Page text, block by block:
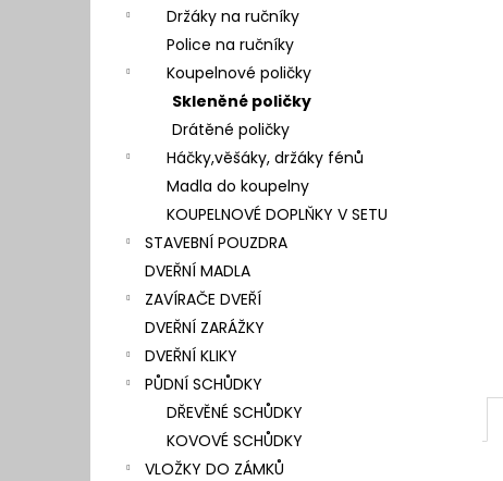
Držáky na ručníky
Police na ručníky
Koupelnové poličky
Skleněné poličky
Drátěné poličky
Háčky,věšáky, držáky fénů
Madla do koupelny
KOUPELNOVÉ DOPLŇKY V SETU
STAVEBNÍ POUZDRA
DVEŘNÍ MADLA
ZAVÍRAČE DVEŘÍ
DVEŘNÍ ZARÁŽKY
DVEŘNÍ KLIKY
PŮDNÍ SCHŮDKY
DŘEVĚNÉ SCHŮDKY
KOVOVÉ SCHŮDKY
VLOŽKY DO ZÁMKŮ